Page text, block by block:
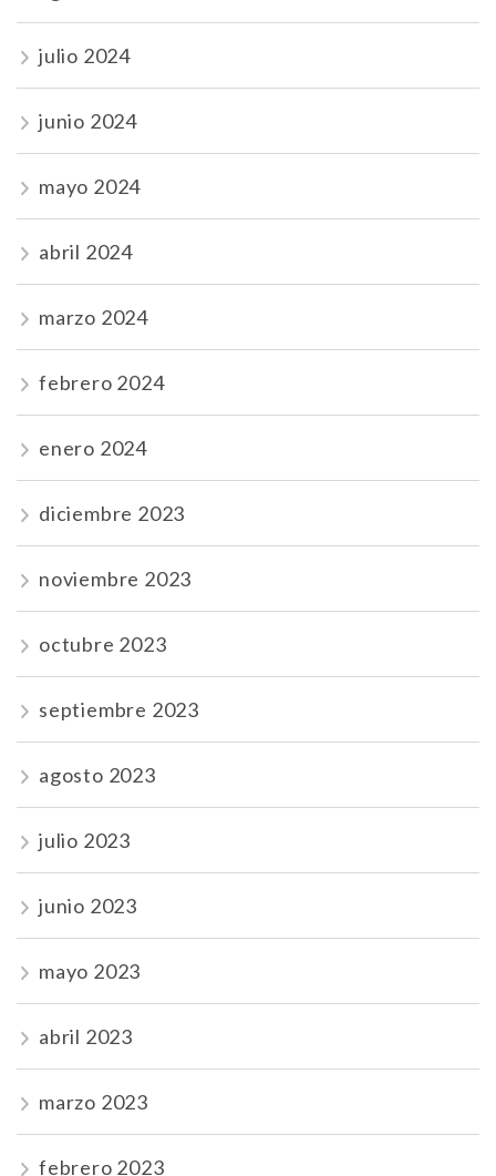
julio 2024
junio 2024
mayo 2024
abril 2024
marzo 2024
febrero 2024
enero 2024
diciembre 2023
noviembre 2023
octubre 2023
septiembre 2023
agosto 2023
julio 2023
junio 2023
mayo 2023
abril 2023
marzo 2023
febrero 2023